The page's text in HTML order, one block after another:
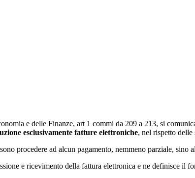
e delle Finanze, art 1 commi da 209 a 213, si
esclusivamente fatture elettroniche, nel rispetto
procedere ad alcun pagamento, nemmeno parziale,
e ricevimento della fattura elettronica e ne definisce il